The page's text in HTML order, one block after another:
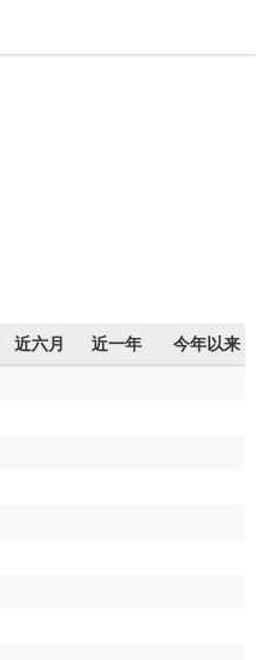
近六月 近一年 今年以来